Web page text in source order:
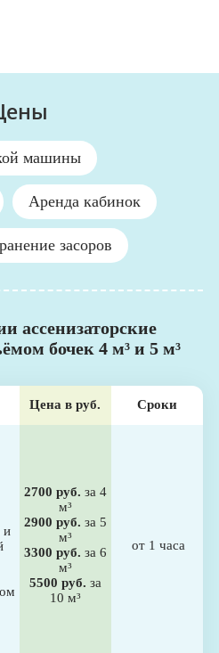
машины
Аренда кабинок
засоров
ассенизаторские
бочек 4 м³ и 5 м³
Цена в руб. Сроки
и
2700 руб. за 4
м³
2900 руб. за 5
м³
3300 руб. за 6
м³
5500 руб. за
10 м³
от 1 часа